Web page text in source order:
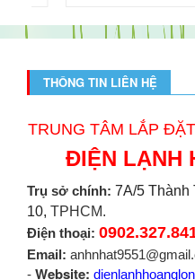
THÔNG TIN LIÊN HỆ
TRUNG TÂM LẮP
ĐIỆN LẠNH
Trụ sở chính: 7A/5 Thành
10, TPHCM.
Điện thoại:
Email:
- Website: